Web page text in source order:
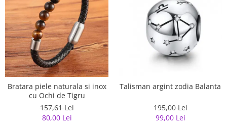
Bratara piele naturala si inox
cu Ochi de Tigru
157,61 Lei
80,00 Lei
Talisman argint zodia Balanta
195,00 Lei
99,00 Lei